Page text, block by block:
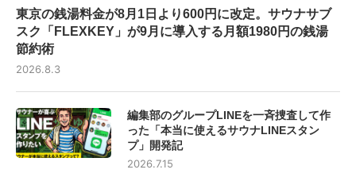
東京の銭湯料金が8月1日より600円に改定。サウナサブ
スク「FLEXKEY」が9月に導入する月額1980円の銭湯
節約術
2026.8.3
編集部のグループLINEを一斉捜査して作
った「本当に使えるサウナLINEスタン
プ」開発記
2026.7.15